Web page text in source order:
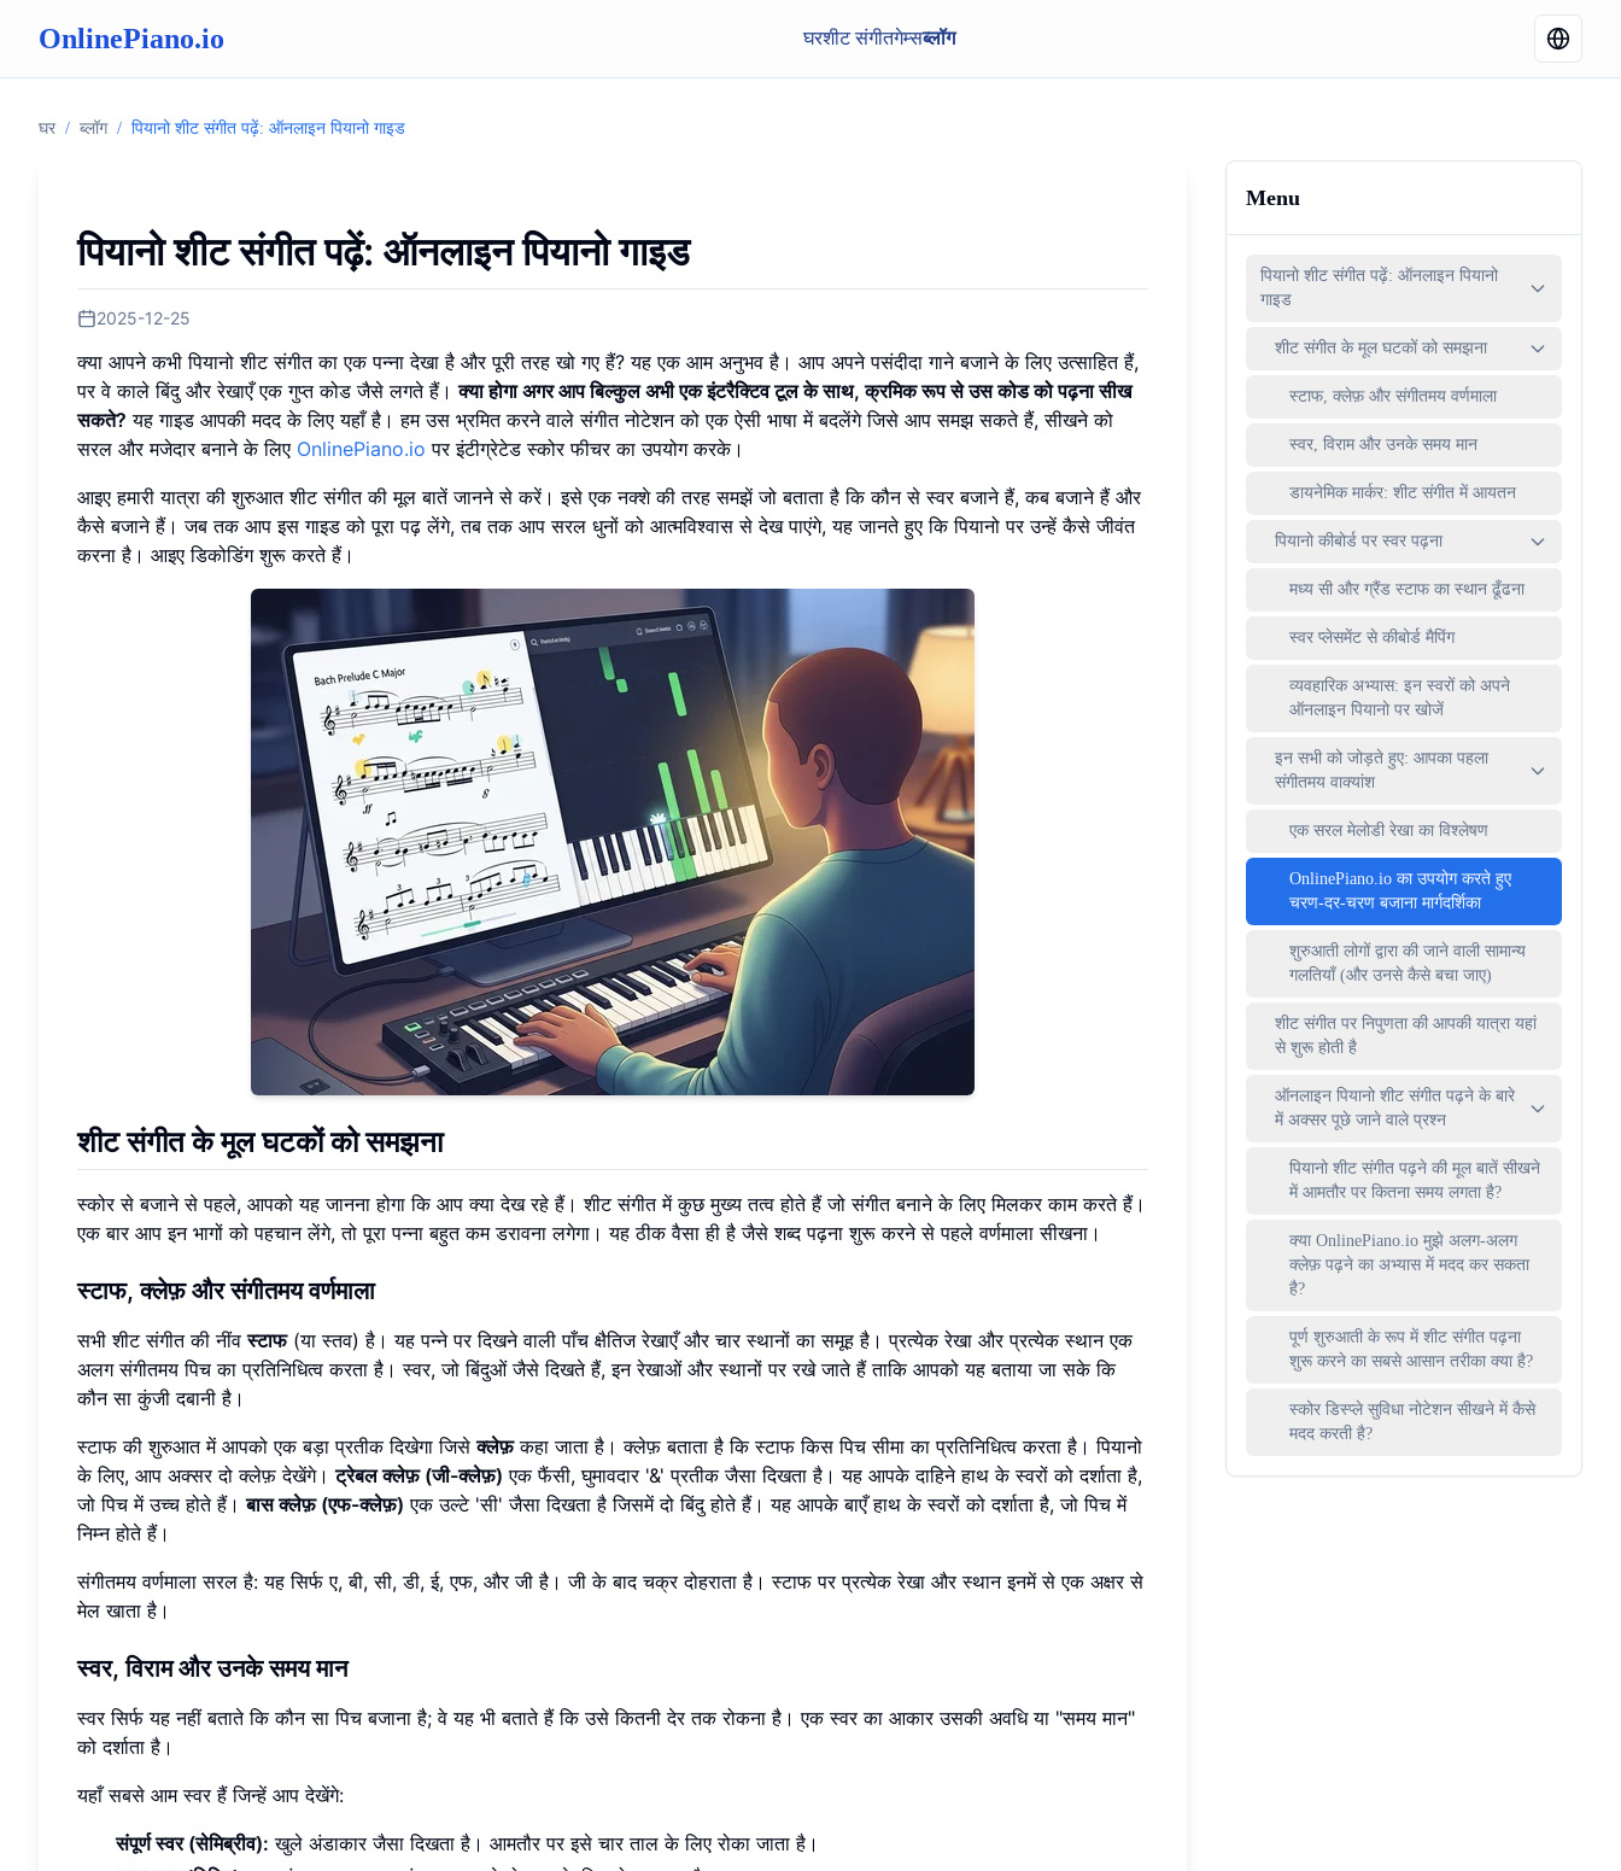
OnlinePiano.io घरशीट संगीतगेम्सब्लॉग
घर / ब्लॉग / पियानो शीट संगीत पढ़ें: ऑनलाइन पियानो गाइड
पियानो शीट संगीत पढ़ें: ऑनलाइन पियानो गाइड
2025-12-25
क्या आपने कभी पियानो शीट संगीत का एक पन्ना देखा है और पूरी तरह खो गए हैं? यह एक आम अनुभव है। आप अपने पसंदीदा गाने बजाने के लिए उत्साहित हैं,
पर वे काले बिंदु और रेखाएँ एक गुप्त कोड जैसे लगते हैं।क्या होगा अगर आप बिल्कुल अभी एक इंटरैक्टिव टूल के साथ, क्रमिक रूप से उस कोड को पढ़ना सीख
सकते? यह गाइड आपकी मदद के लिए यहाँ है। हम उस भ्रमित करने वाले संगीत नोटेशन को एक ऐसी भाषा में बदलेंगे जिसे आप समझ सकते हैं, सीखने को
सरल और मजेदार बनाने के लिए OnlinePiano.io पर इंटीग्रेटेड स्कोर फीचर का उपयोग करके।
आइए हमारी यात्रा की शुरुआत शीट संगीत की मूल बातें जानने से करें। इसे एक नक्शे की तरह समझें जो बताता है कि कौन से स्वर बजाने हैं, कब बजाने हैं और
कैसे बजाने हैं। जब तक आप इस गाइड को पूरा पढ़ लेंगे, तब तक आप सरल धुनों को आत्मविश्वास से देख पाएंगे, यह जानते हुए कि पियानो पर उन्हें कैसे जीवंत
करना है। आइए डिकोडिंग शुरू करते हैं।
शीट संगीत के मूल घटकों को समझना
स्कोर से बजाने से पहले, आपको यह जानना होगा कि आप क्या देख रहे हैं। शीट संगीत में कुछ मुख्य तत्व होते हैं जो संगीत बनाने के लिए मिलकर काम करते हैं।
एक बार आप इन भागों को पहचान लेंगे, तो पूरा पन्ना बहुत कम डरावना लगेगा। यह ठीक वैसा ही है जैसे शब्द पढ़ना शुरू करने से पहले वर्णमाला सीखना।
स्टाफ, क्लेफ़ और संगीतमय वर्णमाला
सभी शीट संगीत की नींवस्टाफ(या स्तव) है। यह पन्ने पर दिखने वाली पाँच क्षैतिज रेखाएँ और चार स्थानों का समूह है। प्रत्येक रेखा और प्रत्येक स्थान एक
अलग संगीतमय पिच का प्रतिनिधित्व करता है। स्वर, जो बिंदुओं जैसे दिखते हैं, इन रेखाओं और स्थानों पर रखे जाते हैं ताकि आपको यह बताया जा सके कि
कौन सा कुंजी दबानी है।
स्टाफ की शुरुआत में आपको एक बड़ा प्रतीक दिखेगा जिसेक्लेफ़कहा जाता है। क्लेफ़ बताता है कि स्टाफ किस पिच सीमा का प्रतिनिधित्व करता है। पियानो
के लिए, आप अक्सर दो क्लेफ़ देखेंगे।ट्रेबल क्लेफ़ (जी-क्लेफ़) एक फैंसी, घुमावदार '&' प्रतीक जैसा दिखता है। यह आपके दाहिने हाथ के स्वरों को दर्शाता है,
जो पिच में उच्च होते हैं।बास क्लेफ़ (एफ-क्लेफ़) एक उल्टे 'सी' जैसा दिखता है जिसमें दो बिंदु होते हैं। यह आपके बाएँ हाथ के स्वरों को दर्शाता है, जो पिच में
निम्न होते हैं।
संगीतमय वर्णमाला सरल है: यह सिर्फ ए, बी, सी, डी, ई, एफ, और जी है। जी के बाद चक्र दोहराता है। स्टाफ पर प्रत्येक रेखा और स्थान इनमें से एक अक्षर से
मेल खाता है।
स्वर, विराम और उनके समय मान
स्वर सिर्फ यह नहीं बताते कि कौन सा पिच बजाना है; वे यह भी बताते हैं कि उसे कितनी देर तक रोकना है। एक स्वर का आकार उसकी अवधि या "समय मान"
को दर्शाता है।
यहाँ सबसे आम स्वर हैं जिन्हें आप देखेंगे:
संपूर्ण स्वर (सेमिब्रीव): खुले अंडाकार जैसा दिखता है। आमतौर पर इसे चार ताल के लिए रोका जाता है।
Menu
पियानो शीट संगीत पढ़ें: ऑनलाइन पियानो
गाइड
शीट संगीत के मूल घटकों को समझना
स्टाफ, क्लेफ़ और संगीतमय वर्णमाला
स्वर, विराम और उनके समय मान
डायनेमिक मार्कर: शीट संगीत में आयतन
पियानो कीबोर्ड पर स्वर पढ़ना
मध्य सी और ग्रैंड स्टाफ का स्थान ढूँढना
स्वर प्लेसमेंट से कीबोर्ड मैपिंग
व्यवहारिक अभ्यास: इन स्वरों को अपने
ऑनलाइन पियानो पर खोजें
इन सभी को जोड़ते हुए: आपका पहला
संगीतमय वाक्यांश
एक सरल मेलोडी रेखा का विश्लेषण
OnlinePiano.io का उपयोग करते हुए
चरण-दर-चरण बजाना मार्गदर्शिका
शुरुआती लोगों द्वारा की जाने वाली सामान्य
गलतियाँ (और उनसे कैसे बचा जाए)
शीट संगीत पर निपुणता की आपकी यात्रा यहां
से शुरू होती है
ऑनलाइन पियानो शीट संगीत पढ़ने के बारे
में अक्सर पूछे जाने वाले प्रश्न
पियानो शीट संगीत पढ़ने की मूल बातें सीखने
में आमतौर पर कितना समय लगता है?
क्या OnlinePiano.io मुझे अलग-अलग
क्लेफ़ पढ़ने का अभ्यास में मदद कर सकता
है?
पूर्ण शुरुआती के रूप में शीट संगीत पढ़ना
शुरू करने का सबसे आसान तरीका क्या है?
स्कोर डिस्प्ले सुविधा नोटेशन सीखने में कैसे
मदद करती है?